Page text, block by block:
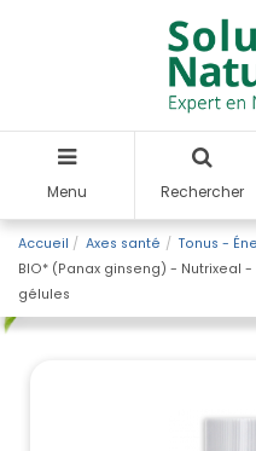
Menu Rechercher
Accueil Axes santé Tonus -
BIO* (Panax ginseng) - Nutrixeal
gélules